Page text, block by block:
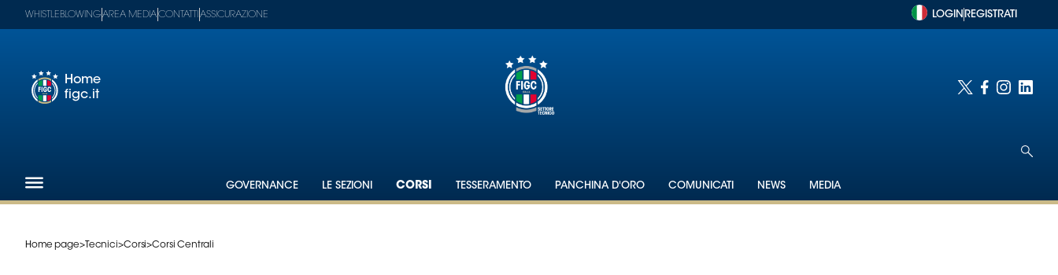
Nazionali
WHISTLEBLOWINGAREA MEDIACONTATTI ASSICURAZIONE LOGIN REGISTRATI
Home
figc.it
GOVERNANCE LE SEZIONI CORSI TESSERAMENTO PANCHINA D'ORO COMUNICATI NEWS MEDIA
Home page>Tecnici>Corsi>Corsi Centrali